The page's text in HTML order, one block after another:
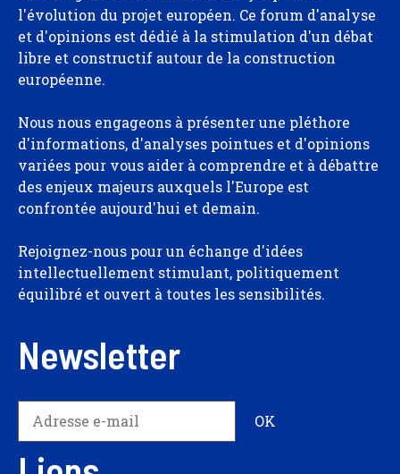
l'évolution du projet européen. Ce forum d'analyse
et d'opinions est dédié à la stimulation d'un débat
libre et constructif autour de la construction
européenne.
Nous nous engageons à présenter une pléthore
d'informations, d'analyses pointues et d'opinions
variées pour vous aider à comprendre et à débattre
des enjeux majeurs auxquels l'Europe est
confrontée aujourd'hui et demain.
Rejoignez-nous pour un échange d'idées
intellectuellement stimulant, politiquement
équilibré et ouvert à toutes les sensibilités.
Newsletter